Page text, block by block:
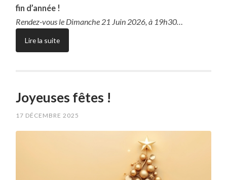
fin d’année !
Rendez-vous le Dimanche 21 Juin 2026, à 19h30…
Lire la suite
Joyeuses fêtes !
17 DÉCEMBRE 2025